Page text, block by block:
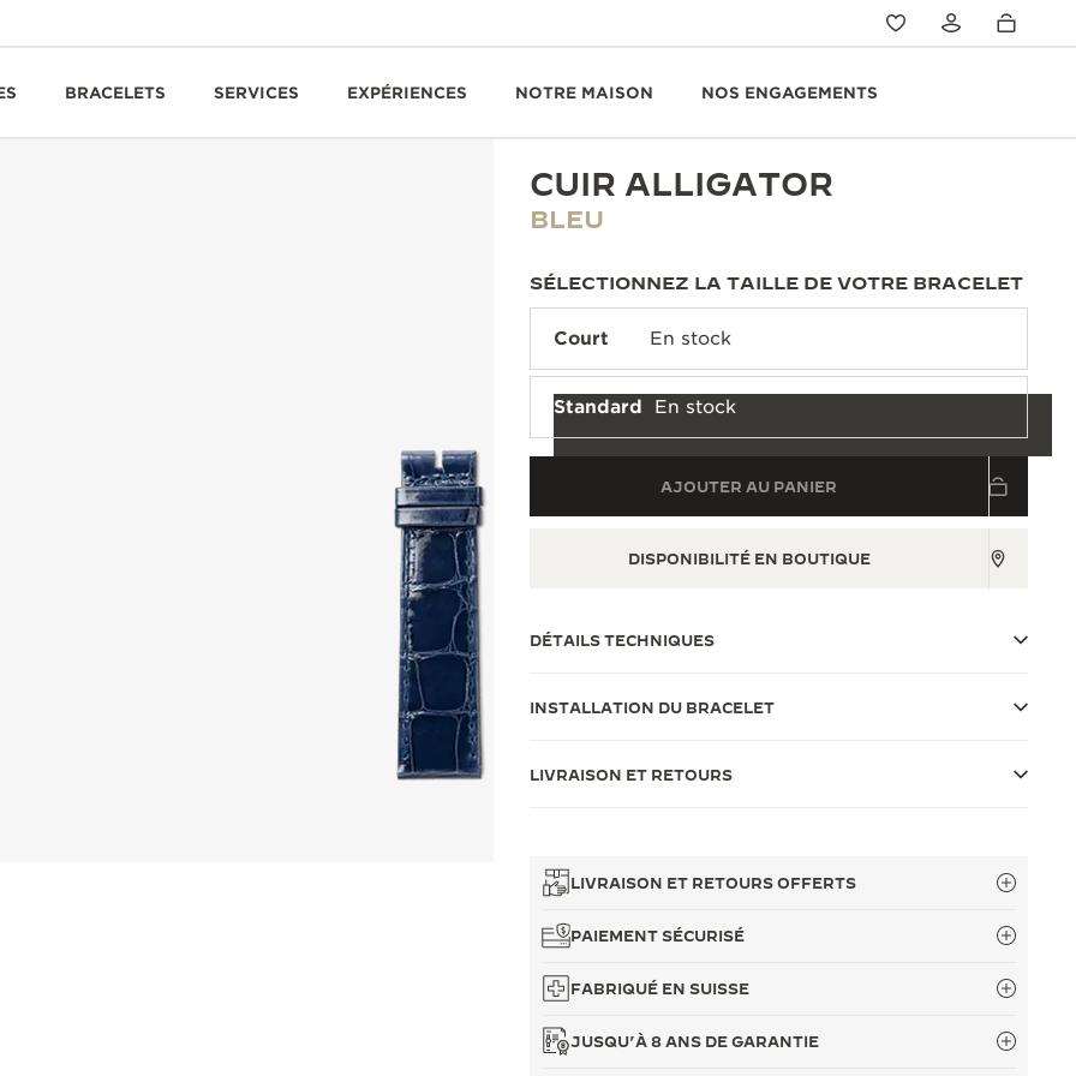
BRACELETS SERVICES EXPÉRIENCES NOTRE MAISON NOS ENGAGEMENTS
CUIR ALLIGATOR
BLEU
SÉLECTIONNEZ LA TAILLE DE VOTRE BRACELET
Court En stock
Standard En stock
AJOUTER AU PANIER
DISPONIBILITÉ EN BOUTIQUE
DÉTAILS TECHNIQUES
INSTALLATION DU BRACELET
LIVRAISON ET RETOURS
LIVRAISON ET RETOURS OFFERTS
PAIEMENT SÉCURISÉ
FABRIQUÉ EN SUISSE
JUSQU’À 8 ANS DE GARANTIE